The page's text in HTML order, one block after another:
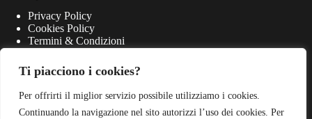
Ti piacciono i cookies?
Per offrirti il miglior servizio possibile utilizziamo i cookies.
Continuando la navigazione nel sito autorizzi l’uso dei cookies. Per
Privacy Policy
Cookies Policy
Termini & Condizioni